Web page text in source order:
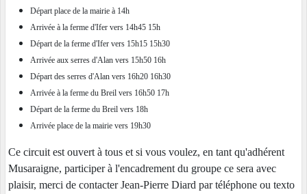
Départ place de la mairie à 14h
Arrivée à la ferme d'Ifer vers 14h45 15h
Départ de la ferme d'Ifer vers 15h15 15h30
Arrivée aux serres d'Alan vers 15h50 16h
Départ des serres d'Alan vers 16h20 16h30
Arrivée à la ferme du Breil vers 16h50 17h
Départ de la ferme du Breil vers 18h
Arrivée place de la mairie vers 19h30
Ce circuit est ouvert à tous et si vous voulez, en tant qu'adhérent
Musaraigne, participer à l'encadrement du groupe ce sera avec
plaisir, merci de contacter Jean-Pierre Diard par téléphone ou texto